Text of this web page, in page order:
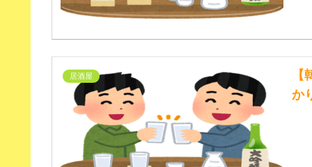
居酒屋
か